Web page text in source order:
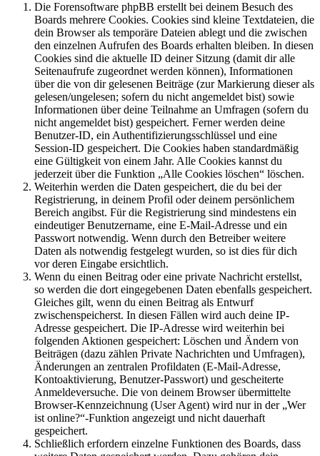
Die Forensoftware phpBB erstellt bei deinem Besuch des
Boards mehrere Cookies. Cookies sind kleine Textdateien, die
dein Browser als temporäre Dateien ablegt und die zwischen
den einzelnen Aufrufen des Boards erhalten bleiben. In diesen
Cookies sind die aktuelle ID deiner Sitzung (damit dir alle
Seitenaufrufe zugeordnet werden können), Informationen
über die von dir gelesenen Beiträge (zur Markierung dieser als
gelesen/ungelesen; sofern du nicht angemeldet bist) sowie
Informationen über deine Teilnahme an Umfragen (sofern du
nicht angemeldet bist) gespeichert. Ferner werden deine
Benutzer-ID, ein Authentifizierungsschlüssel und eine
Session-ID gespeichert. Die Cookies haben standardmäßig
eine Gültigkeit von einem Jahr. Alle Cookies kannst du
jederzeit über die Funktion „Alle Cookies löschen“ löschen.
Weiterhin werden die Daten gespeichert, die du bei der
Registrierung, in deinem Profil oder deinem persönlichem
Bereich angibst. Für die Registrierung sind mindestens ein
eindeutiger Benutzername, eine E-Mail-Adresse und ein
Passwort notwendig. Wenn durch den Betreiber weitere
Daten als notwendig festgelegt wurden, so ist dies für dich
vor deren Eingabe ersichtlich.
Wenn du einen Beitrag oder eine private Nachricht erstellst,
so werden die dort eingegebenen Daten ebenfalls gespeichert.
Gleiches gilt, wenn du einen Beitrag als Entwurf
zwischenspeicherst. In diesen Fällen wird auch deine IP-
Adresse gespeichert. Die IP-Adresse wird weiterhin bei
folgenden Aktionen gespeichert: Löschen und Ändern von
Beiträgen (dazu zählen Private Nachrichten und Umfragen),
Änderungen an zentralen Profildaten (E-Mail-Adresse,
Kontoaktivierung, Benutzer-Passwort) und gescheiterte
Anmeldeversuche. Die von deinem Browser übermittelte
Browser-Kennzeichnung (User Agent) wird nur in der „Wer
ist online?“-Funktion angezeigt und nicht dauerhaft
gespeichert.
Schließlich erfordern einzelne Funktionen des Boards, dass